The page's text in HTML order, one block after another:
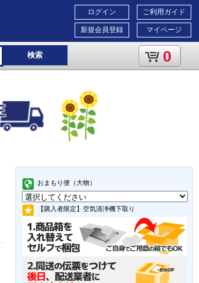
ご利用ガイド
マイページ
ログイン
新規会員登録
検索 0
おまもり便（大物）
【購入者限定】空気清浄機下取り